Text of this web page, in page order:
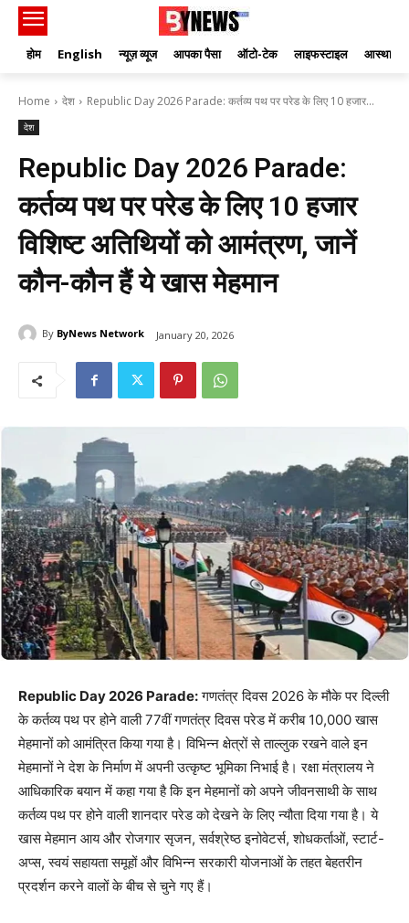
होम English न्यूज़ व्यूज आपका पैसा ऑटो-टेक लाइफस्टाइल आस्था
Home देश Republic Day 2026 Parade: कर्तव्य पथ पर परेड के लिए 10 हजार...
देश
Republic Day 2026 Parade:
कर्तव्य पथ पर परेड के लिए 10 हजार
विशिष्ट अतिथियों को आमंत्रण, जानें
कौन-कौन हैं ये खास मेहमान
By ByNews Network January 20, 2026
Republic Day 2026 Parade:गणतंत्र दिवस 2026 के मौके पर दिल्ली
के कर्तव्य पथ पर होने वाली 77वीं गणतंत्र दिवस परेड में करीब 10,000 खास
मेहमानों को आमंत्रित किया गया है। विभिन्न क्षेत्रों से ताल्लुक रखने वाले इन
मेहमानों ने देश के निर्माण में अपनी उत्कृष्ट भूमिका निभाई है। रक्षा मंत्रालय ने
आधिकारिक बयान में कहा गया है कि इन मेहमानों को अपने जीवनसाथी के साथ
कर्तव्य पथ पर होने वाली शानदार परेड को देखने के लिए न्यौता दिया गया है। ये
खास मेहमान आय और रोजगार सृजन, सर्वश्रेष्ठ इनोवेटर्स, शोधकर्ताओं, स्टार्ट-
अप्स, स्वयं सहायता समूहों और विभिन्न सरकारी योजनाओं के तहत बेहतरीन
प्रदर्शन करने वालों के बीच से चुने गए हैं।